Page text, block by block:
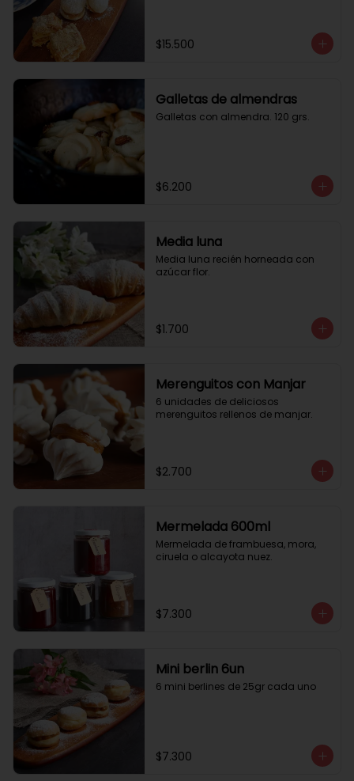
$15.500
Galletas de almendras
Galletas con almendra. 120 grs.
$6.200
Media luna
Media luna recién horneada con
azúcar flor.
$1.700
Merenguitos con Manjar
6 unidades de deliciosos
merenguitos rellenos de manjar.
$2.700
Mermelada 600ml
Mermelada de frambuesa, mora,
ciruela o alcayota nuez.
$7.300
Mini berlin 6un
6 mini berlines de 25gr cada uno
$7.300